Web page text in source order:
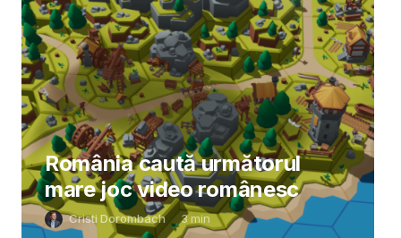
România caută următorul
mare joc video românesc
Cristi Dorombach 3min